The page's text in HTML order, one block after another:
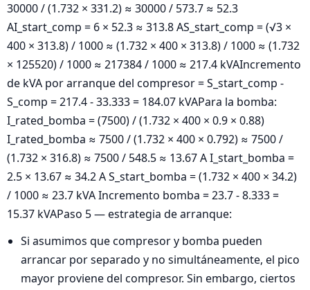
30000 / (1.732 × 331.2) ≈ 30000 / 573.7 ≈ 52.3
AI_start_comp = 6 × 52.3 ≈ 313.8 AS_start_comp = (√3 ×
400 × 313.8) / 1000 ≈ (1.732 × 400 × 313.8) / 1000 ≈ (1.732
× 125520) / 1000 ≈ 217384 / 1000 ≈ 217.4 kVAIncremento
de kVA por arranque del compresor = S_start_comp -
S_comp = 217.4 - 33.333 = 184.07 kVAPara la bomba:
I_rated_bomba = (7500) / (1.732 × 400 × 0.9 × 0.88)
I_rated_bomba ≈ 7500 / (1.732 × 400 × 0.792) ≈ 7500 /
(1.732 × 316.8) ≈ 7500 / 548.5 ≈ 13.67 A I_start_bomba =
2.5 × 13.67 ≈ 34.2 A S_start_bomba = (1.732 × 400 × 34.2)
/ 1000 ≈ 23.7 kVA Incremento bomba = 23.7 - 8.333 =
15.37 kVAPaso 5 — estrategia de arranque:
Si asumimos que compresor y bomba pueden
arrancar por separado y no simultáneamente, el pico
mayor proviene del compresor. Sin embargo, ciertos